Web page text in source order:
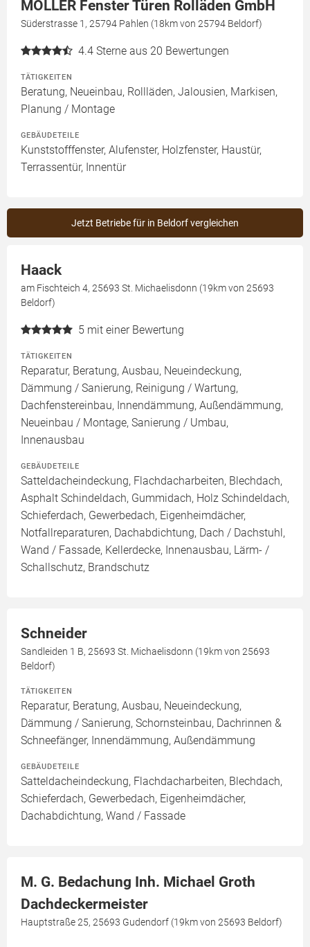
MÖLLER Fenster Türen Rolläden GmbH
Süderstrasse 1, 25794 Pahlen (18km von 25794 Beldorf)
4.4 Sterne aus 20 Bewertungen
TÄTIGKEITEN
Beratung, Neueinbau, Rollläden, Jalousien, Markisen,
Planung / Montage
GEBÄUDETEILE
Kunststofffenster, Alufenster, Holzfenster, Haustür,
Terrassentür, Innentür
Jetzt Betriebe für in Beldorf vergleichen
Haack
am Fischteich 4, 25693 St. Michaelisdonn (19km von 25693
Beldorf)
5 mit einer Bewertung
TÄTIGKEITEN
Reparatur, Beratung, Ausbau, Neueindeckung,
Dämmung / Sanierung, Reinigung / Wartung,
Dachfenstereinbau, Innendämmung, Außendämmung,
Neueinbau / Montage, Sanierung / Umbau,
Innenausbau
GEBÄUDETEILE
Satteldacheindeckung, Flachdacharbeiten, Blechdach,
Asphalt Schindeldach, Gummidach, Holz Schindeldach,
Schieferdach, Gewerbedach, Eigenheimdächer,
Notfallreparaturen, Dachabdichtung, Dach / Dachstuhl,
Wand / Fassade, Kellerdecke, Innenausbau, Lärm- /
Schallschutz, Brandschutz
Schneider
Sandleiden 1 B, 25693 St. Michaelisdonn (19km von 25693
Beldorf)
TÄTIGKEITEN
Reparatur, Beratung, Ausbau, Neueindeckung,
Dämmung / Sanierung, Schornsteinbau, Dachrinnen &
Schneefänger, Innendämmung, Außendämmung
GEBÄUDETEILE
Satteldacheindeckung, Flachdacharbeiten, Blechdach,
Schieferdach, Gewerbedach, Eigenheimdächer,
Dachabdichtung, Wand / Fassade
M. G. Bedachung Inh. Michael Groth
Dachdeckermeister
Hauptstraße 25, 25693 Gudendorf (19km von 25693 Beldorf)